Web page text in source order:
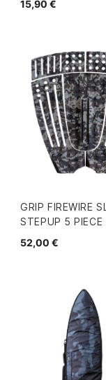
15,90 €
GRIP FIREWIRE
STEPUP 5 PIECE
52,00 €